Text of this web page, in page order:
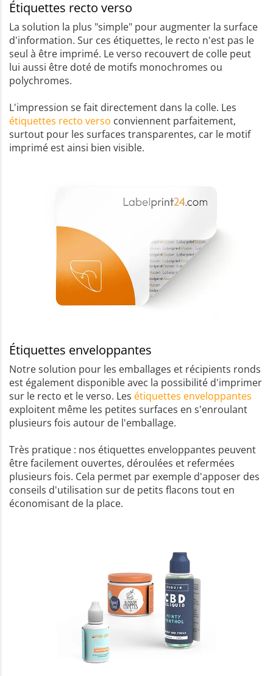
Étiquettes recto verso
La solution la plus "simple" pour augmenter la surface
d'information. Sur ces étiquettes, le recto n'est pas le
seul à être imprimé. Le verso recouvert de colle peut
lui aussi être doté de motifs monochromes ou
polychromes.
L'impression se fait directement dans la colle. Les
étiquettes recto verso conviennent parfaitement,
surtout pour les surfaces transparentes, car le motif
imprimé est ainsi bien visible.
Étiquettes enveloppantes
Notre solution pour les emballages et récipients ronds
est également disponible avec la possibilité d'imprimer
sur le recto et le verso. Les étiquettes enveloppantes
exploitent même les petites surfaces en s'enroulant
plusieurs fois autour de l'emballage.
Très pratique : nos étiquettes enveloppantes peuvent
être facilement ouvertes, déroulées et refermées
plusieurs fois. Cela permet par exemple d'apposer des
conseils d'utilisation sur de petits flacons tout en
économisant de la place.